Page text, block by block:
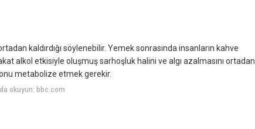
kaldırdığı söylenebilir. Yemek sonrasında insanların kahve
alkol etkisiyle oluşmuş sarhoşluk halini ve algı azalmasını ortadan
metabolize etmek gerekir.
okuyun: bbc.com